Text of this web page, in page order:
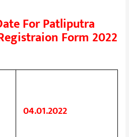
For Patliputra
Form 2022
04.01.2022